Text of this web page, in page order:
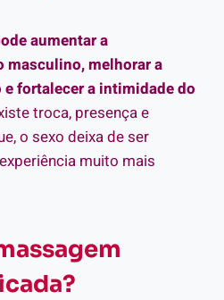
aumentar a
melhorar a
fortalecer a intimidade do
troca, presença e
o sexo deixa de ser
muito mais